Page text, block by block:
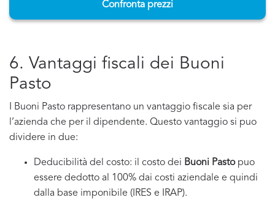
Confronta prezzi
6. Vantaggi fiscali dei Buoni
Pasto
I Buoni Pasto rappresentano un vantaggio fiscale sia per
l’azienda che per il dipendente. Questo vantaggio si puo
dividere in due:
Deducibilità del costo: il costo dei Buoni Pastopuo
essere dedotto al 100% dai costi aziendale e quindi
dalla base imponibile (IRES e IRAP).